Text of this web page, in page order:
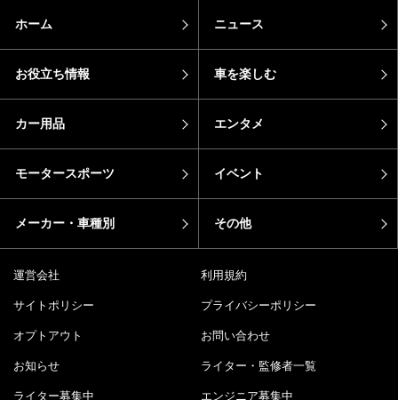
ホーム ニュース
お役立ち情報 車を楽しむ
カー用品 エンタメ
モータースポーツ イベント
メーカー・車種別 その他
運営会社 利用規約
サイトポリシー プライバシーポリシー
オプトアウト お問い合わせ
お知らせ ライター・監修者一覧
ライター募集中 エンジニア募集中